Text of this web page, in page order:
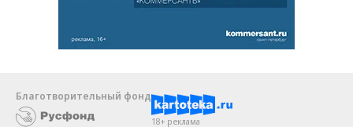
Благотворительный фонд
18+ реклама